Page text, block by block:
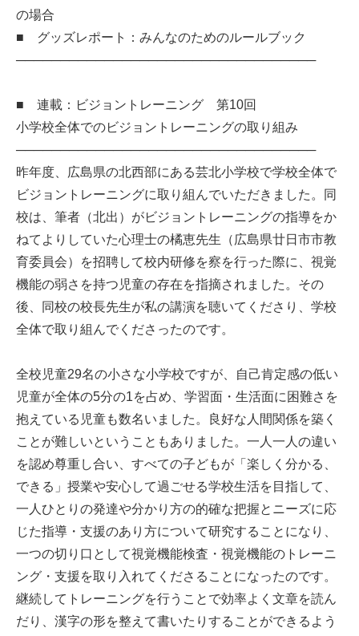
の場合
■ グッズレポート：みんなのためのルールブック
──────────────────────────────────
■ 連載：ビジョントレーニング 第10回
小学校全体でのビジョントレーニングの取り組み
──────────────────────────────────
昨年度、広島県の北西部にある芸北小学校で学校全体で
ビジョントレーニングに取り組んでいただきました。同
校は、筆者（北出）がビジョントレーニングの指導をか
ねてよりしていた心理士の橘恵先生（広島県廿日市市教
育委員会）を招聘して校内研修を察を行った際に、視覚
機能の弱さを持つ児童の存在を指摘されました。その
後、同校の校長先生が私の講演を聴いてくださり、学校
全体で取り組んでくださったのです。
全校児童29名の小さな小学校ですが、自己肯定感の低い
児童が全体の5分の1を占め、学習面・生活面に困難さを
抱えている児童も数名いました。良好な人間関係を築く
ことが難しいということもありました。一人一人の違い
を認め尊重し合い、すべての子どもが「楽しく分かる、
できる」授業や安心して過ごせる学校生活を目指して、
一人ひとりの発達や分かり方の的確な把握とニーズに応
じた指導・支援のあり方について研究することになり、
一つの切り口として視覚機能検査・視覚機能のトレーニ
ング・支援を取り入れてくださることになったのです。
継続してトレーニングを行うことで効率よく文章を読ん
だり、漢字の形を整えて書いたりすることができるよう